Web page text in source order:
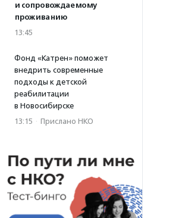
и сопровождаемому
проживанию
13:45
Фонд «Катрен» поможет
внедрить современные
подходы к детской
реабилитации
в Новосибирске
13:15 · Прислано НКО